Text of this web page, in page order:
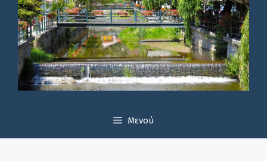
Μενού